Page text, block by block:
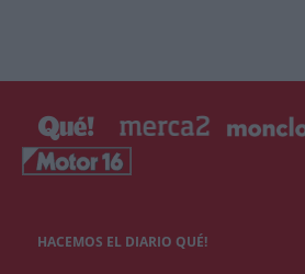
HACEMOS EL DIARIO QUÉ!